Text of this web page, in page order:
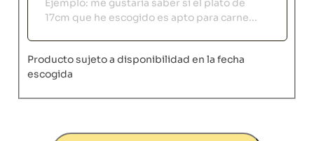
Producto sujeto a disponibilidad en la fecha
escogida